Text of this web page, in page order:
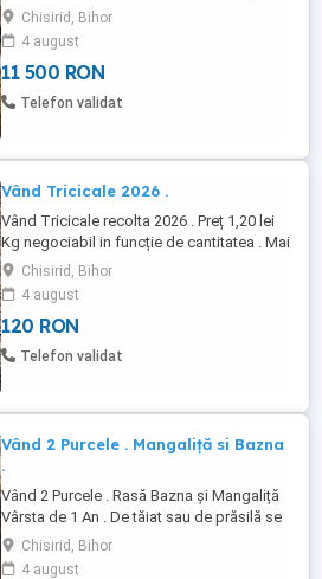
pe zi . Sau schimb cu Vacă de Abator. Mai
am și alte Vacii . Preț 11500 lei . La nevoie
asigur transport.
Chisirid, Bihor
4 august
11 500 RON
Telefon validat
Vând Tricicale 2026 .
Vând Tricicale recolta 2026 . Preț 1,20 lei
Kg negociabil in funcție de cantitatea . Mai
multe detalii la telefon.
Chisirid, Bihor
4 august
120 RON
Telefon validat
Vând 2 Purcele . Mangaliță si Bazna
.
Vând 2 Purcele . Rasă Bazna și Mangaliță
Vârsta de 1 An . De tăiat sau de prăsilă se
pot monta . Greutate 120 kg bucata .
Schimb pe Porumb sau baloți de fân. Preț
Chisirid, Bihor
4 august